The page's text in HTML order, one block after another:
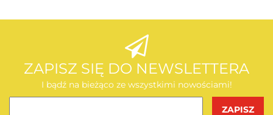
AEG
ZAPISZ SIĘ DO NEWSLETTERA
I bądź na bieżąco ze wszystkimi nowościami!